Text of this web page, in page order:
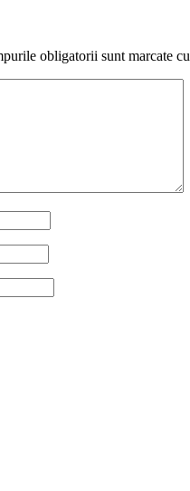
obligatorii sunt marcate cu